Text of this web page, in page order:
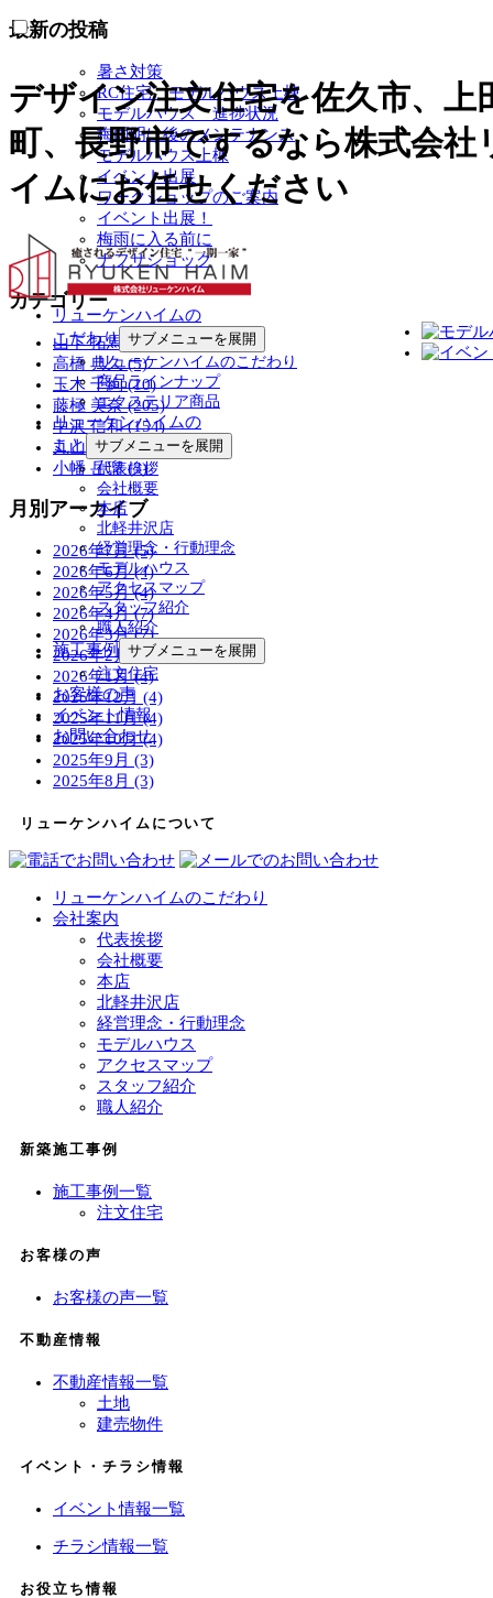
デザイン注文住宅を佐久市、上
町、長野市でするなら株式会社
イムにお任せください
リューケンハイムの
こだわり サブメニューを展開
リューケンハイムのこだわり
商品ラインナップ
エクステリア商品
リューケンハイムの
こと サブメニューを展開
代表挨拶
会社概要
本店
北軽井沢店
経営理念・行動理念
モデルハウス
アクセスマップ
スタッフ紹介
職人紹介
施工事例 サブメニューを展開
注文住宅
お客様の声
イベント情報
お問い合わせ
最新の投稿
暑さ対策
RC住宅 モデルハウス上棟
モデルハウス 進捗状況
梅雨明け後のメンテナンス
モデルハウス上棟
イベント出展
ワークショップのご案内
イベント出展！
梅雨に入る前に
ナフサショック
カテゴリー
山下 拓馬 (5)
高橋 典久 (5)
玉木 千絢 (10)
藤極 美奈 (205)
中沢 信和 (154)
丸山 博和 (9)
小幡 岳瑠 (3)
月別アーカイブ
2026年7月 (5)
2026年6月 (4)
2026年5月 (4)
2026年4月 (7)
2026年3月 (7)
2026年2月 (4)
2026年1月 (4)
2025年12月 (4)
2025年11月 (4)
2025年10月 (4)
2025年9月 (3)
2025年8月 (3)
リューケンハイムについて
リューケンハイムのこだわり
会社案内
代表挨拶
会社概要
本店
北軽井沢店
経営理念・行動理念
モデルハウス
アクセスマップ
スタッフ紹介
職人紹介
新築施工事例
施工事例一覧
注文住宅
お客様の声
お客様の声一覧
不動産情報
不動産情報一覧
土地
建売物件
イベント・チラシ情報
イベント情報一覧
チラシ情報一覧
お役立ち情報